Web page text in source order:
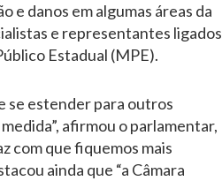
e danos em algumas áreas da
e representantes ligados
Estadual (MPE).
se estender para outros
afirmou o parlamentar,
com que fiquemos mais
ainda que “a Câmara